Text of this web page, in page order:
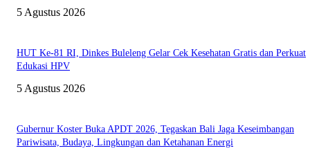
5 Agustus 2026
HUT Ke-81 RI, Dinkes Buleleng Gelar Cek Kesehatan Gratis dan Perkuat
Edukasi HPV
5 Agustus 2026
Gubernur Koster Buka APDT 2026, Tegaskan Bali Jaga Keseimbangan
Pariwisata, Budaya, Lingkungan dan Ketahanan Energi